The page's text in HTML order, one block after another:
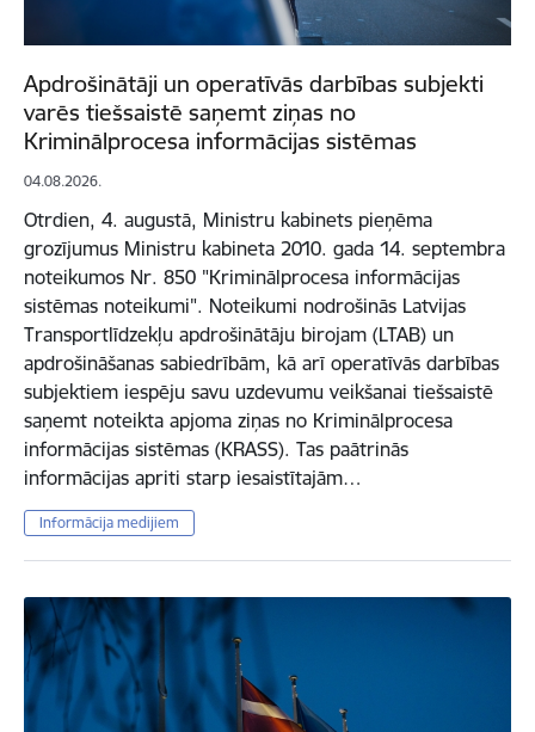
Apdrošinātāji un operatīvās darbības subjekti
varēs tiešsaistē saņemt ziņas no
Kriminālprocesa informācijas sistēmas
04.08.2026.
Otrdien, 4. augustā, Ministru kabinets pieņēma
grozījumus Ministru kabineta 2010. gada 14. septembra
noteikumos Nr. 850 "Kriminālprocesa informācijas
sistēmas noteikumi". Noteikumi nodrošinās Latvijas
Transportlīdzekļu apdrošinātāju birojam (LTAB) un
apdrošināšanas sabiedrībām, kā arī operatīvās darbības
subjektiem iespēju savu uzdevumu veikšanai tiešsaistē
saņemt noteikta apjoma ziņas no Kriminālprocesa
informācijas sistēmas (KRASS). Tas paātrinās
informācijas apriti starp iesaistītajām…
Informācija medijiem